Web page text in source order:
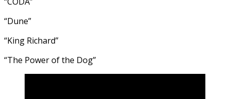
“Dune”
“King Richard”
“The Power of the Dog”